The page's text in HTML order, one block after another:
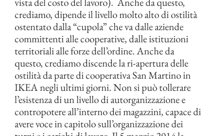
crediamo, dipende il livello molto alto di ostilità
ostentato dalla “cupola” che va dalle aziende
committenti alle cooperative, dalle istituzioni
territoriali alle forze dell’ordine. Anche da
questo, crediamo discende la ri-apertura delle
ostilità da parte di cooperativa San Martino in
IKEA negli ultimi giorni. Non si può tollerare
l’esistenza di un livello di autorganizzazione e
contropotere all’interno dei magazzini, capace di
avere voce in capitolo sull’organizzazione dei